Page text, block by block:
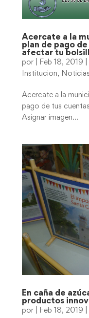
Acercate a la
plan de pago
afectar tu
por Feb 18, 2019
Institucion,
Acercate a la
pago de tus
Asignar imagen...
En caña de
productos
por Feb 18, 2019